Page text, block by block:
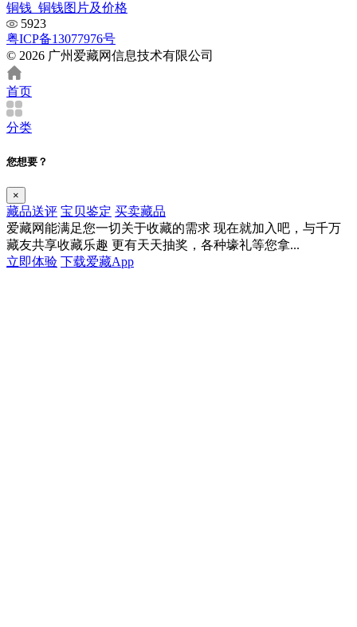
铜钱_铜钱图片及价格
5923
粤ICP备13077976号
© 2026 广州爱藏网信息技术有限公司
首页
分类
您想要？
×
藏品送评 宝贝鉴定 买卖藏品
爱藏网能满足您一切关于收藏的需求 现在就加入吧，与千万
藏友共享收藏乐趣 更有天天抽奖，各种壕礼等您拿...
立即体验 下载爱藏App